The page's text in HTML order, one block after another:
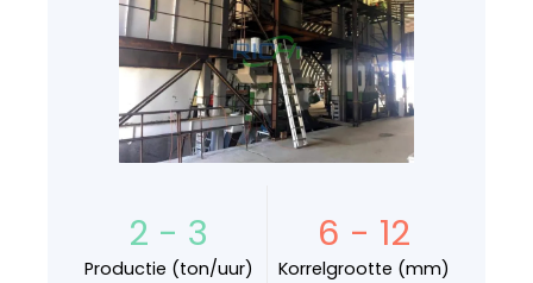
2 - 3
Productie (ton/uur)
6 - 12
Korrelgrootte (mm)